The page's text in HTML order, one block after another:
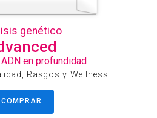
genético
en profundidad
Rasgos y Wellness
COMPRAR